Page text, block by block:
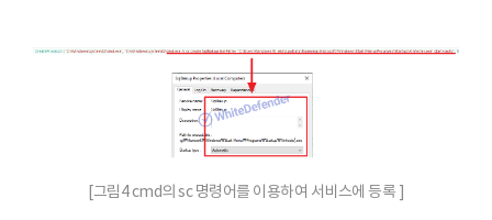
[그림4 cmd의 sc 명령어를 이용하여 서비스에 등록 ]